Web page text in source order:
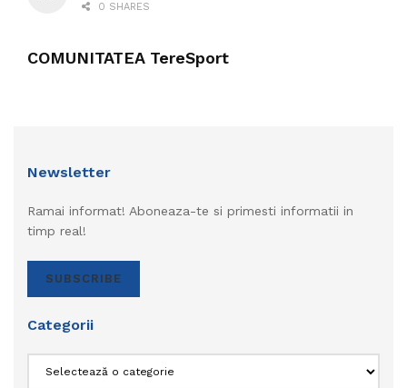
0 SHARES
COMUNITATEA TereSport
Newsletter
Ramai informat! Aboneaza-te si primesti informatii in
timp real!
SUBSCRIBE
Categorii